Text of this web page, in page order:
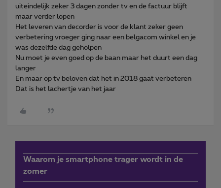
uiteindelijk zeker 3 dagen zonder tv en de factuur blijft
maar verder lopen
Het leveren van decorder is voor de klant zeker geen
verbetering vroeger ging naar een belgacom winkel en je
was dezelfde dag geholpen
Nu moet je even goed op de baan maar het duurt een dag
langer
En maar op tv beloven dat het in 2018 gaat verbeteren
Dat is het lachertje van het jaar
Waarom je smartphone trager wordt in de
zomer